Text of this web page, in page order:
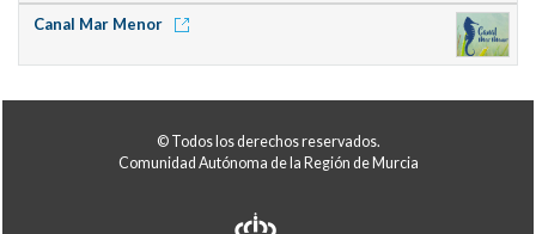
Canal Mar Menor
© Todos los derechos reservados.
Comunidad Autónoma de la Región de Murcia